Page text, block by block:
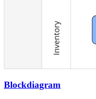
Blockdiagram